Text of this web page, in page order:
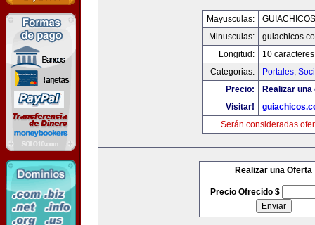
Mayusculas:
Minusculas:
Longitud:
10 caracteres
Categorias:
Portales,
Precio:
Realizar
Visitar!
Serán consideradas
Realizar una Oferta
Precio Ofrecido $